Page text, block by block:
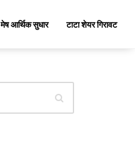
मेष आर्थिक सुधार टाटा शेयर गिरावट